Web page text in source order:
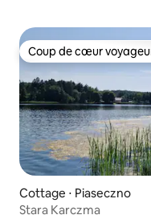
Coup de cœur
Coup de cœur
Cottage ⋅ Piaseczno
Stara Karczma